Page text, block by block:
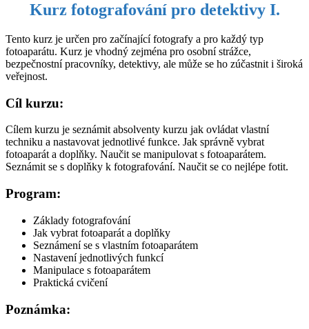
Kurz fotografování pro detektivy I.
Tento kurz je určen pro začínající fotografy a pro každý typ
fotoaparátu. Kurz je vhodný zejména pro osobní strážce,
bezpečnostní pracovníky, detektivy, ale může se ho zúčastnit i široká
veřejnost.
Cíl kurzu:
Cílem kurzu je seznámit absolventy kurzu jak ovládat vlastní
techniku a nastavovat jednotlivé funkce. Jak správně vybrat
fotoaparát a doplňky. Naučit se manipulovat s fotoaparátem.
Seznámit se s doplňky k fotografování. Naučit se co nejlépe fotit.
Program:
Základy fotografování
Jak vybrat fotoaparát a doplňky
Seznámení se s vlastním fotoaparátem
Nastavení jednotlivých funkcí
Manipulace s fotoaparátem
Praktická cvičení
Poznámka: